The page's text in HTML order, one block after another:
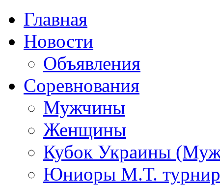
Главная
Новости
Объявления
Соревнования
Мужчины
Женщины
Кубок Украины
Юниоры М.Т.